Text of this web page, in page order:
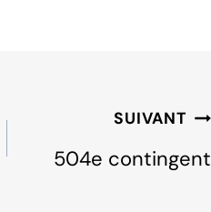
SUIVANT
504e contingent